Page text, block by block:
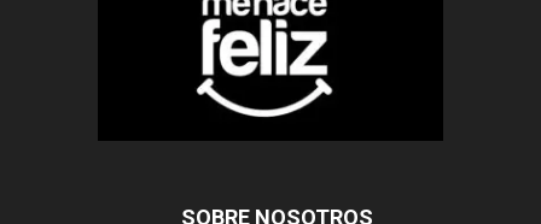
SOBRE NOSOTROS